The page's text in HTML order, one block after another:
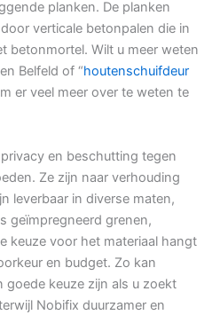
planken. De planken
verticale betonpalen die in
betonmortel. Wilt u meer weten
Belfeld of “houtenschuifdeur
er veel meer over te weten te
en beschutting tegen
Ze zijn naar verhouding
leverbaar in diverse maten,
geïmpregneerd grenen,
keuze voor het materiaal hangt
en budget. Zo kan
goede keuze zijn als u zoekt
Nobifix duurzamer en